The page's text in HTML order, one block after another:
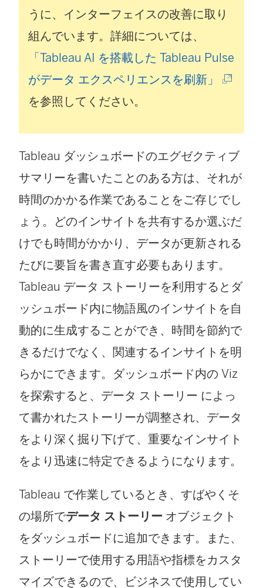
うに、インターフェイスの改善に取り
組んでいます。詳細については、
「Tableau AI を搭載した Tableau Pulse
がデータ エクスペリエンスを刷新」
(
ウ
ィ
ン
ド
ウ
で
リ
ン
ク
が
く
を参照してください。
Tableau ダッシュボードのエグゼクティブ
サマリーを書いたことのある方は、それが
時間のかかる作業であることをご存じでし
ょう。どのインサイトを共有するか選ぶだ
けでも時間がかかり、データが更新される
たびに要旨を書き直す必要もあります。
Tableau データ ストーリーを利用するとダ
ッシュボード内に物語風のインサイトを自
動的に生成することができ、時間を節約で
きるだけでなく、関連するインサイトを明
らかにできます。ダッシュボード内の Viz
を探索すると、 データ ストーリー によっ
て書かれたストーリーが調整され、データ
をより深く掘り下げて、重要なインサイト
をより迅速に特定できるようになります。
Tableau で作業しているとき、すばやくそ
の場所でデータ ストーリー オブジェクト
をダッシュボードに追加できます。また、
ストーリーで使用する用語や指標をカスタ
マイズできるので、ビジネスで使用してい